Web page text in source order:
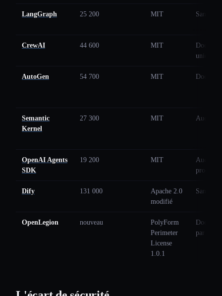
LangGraph 25 200 MIT
CrewAI 44 600 MIT
Docker
AutoGen 54 700 MIT Docker
Semantic
Kernel
27 300 MIT Aucun
OpenAI Agents
SDK
19 200 MIT
Aucun
Dify 131 000
Apache 2.0
modifié
OpenLegion nouveau
PolyForm
Perimeter
License
1.0.1
Docker
par